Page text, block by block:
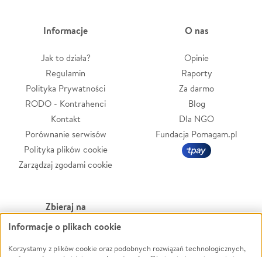
Informacje
Jak to działa?
Regulamin
Polityka Prywatności
RODO - Kontrahenci
Kontakt
Porównanie serwisów
Polityka plików cookie
Zarządzaj zgodami cookie
O nas
Opinie
Raporty
Za darmo
Blog
Dla NGO
Fundacja Pomagam.pl
Zbieraj na
Leczenie
Zwierzęta
Powódź
Informacje o plikach cookie
Korzystamy z plików cookie oraz podobnych rozwiązań technologicznych,